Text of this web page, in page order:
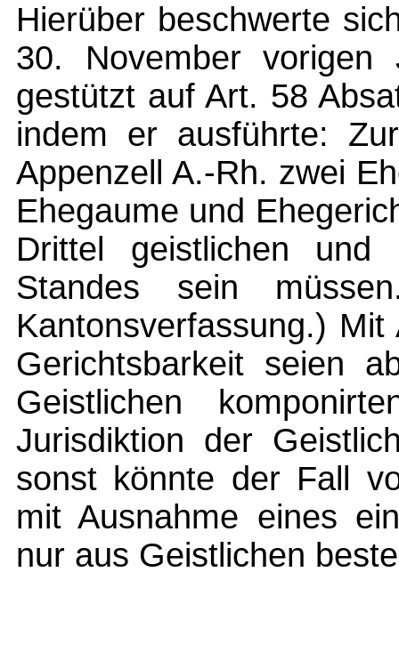
Hierüber beschwerte
30. November vorigen
gestützt auf Art. 58
indem er ausführte:
Appenzell A.-Rh. zwei
Ehegaume und
Drittel geistlichen
Standes sein
Kantonsverfassung.)
Gerichtsbarkeit seien
Geistlichen
Jurisdiktion der
sonst könnte der Fall
mit Ausnahme eines
nur aus Geistlichen